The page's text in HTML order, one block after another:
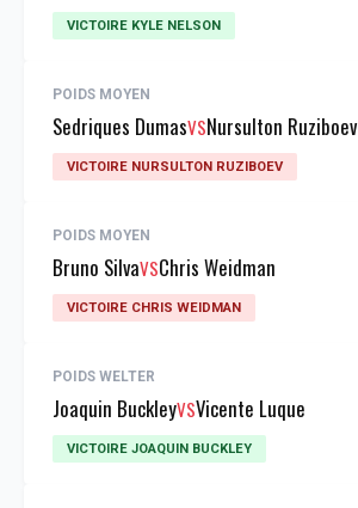
VICTOIRE KYLE NELSON
POIDS MOYEN
Sedriques DumasVSNursulton Ruziboev
VICTOIRE NURSULTON RUZIBOEV
POIDS MOYEN
Bruno SilvaVSChris Weidman
VICTOIRE CHRIS WEIDMAN
POIDS WELTER
Joaquin BuckleyVSVicente Luque
VICTOIRE JOAQUIN BUCKLEY